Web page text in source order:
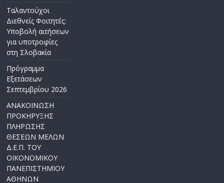
Ταλαντούχοι
Διεθνείς Φοιτητές:
Υποβολή αιτήσεων
για υποτροφίες
στη Σλοβακία
Πρόγραμμα
Εξετάσεων
Σεπτεμβρίου 2026
ΑΝΑΚΟΙΝΩΣΗ
ΠΡΟΚΗΡΥΞΗΣ
ΠΛΗΡΩΣΗΣ
ΘΕΣΕΩΝ ΜΕΛΩΝ
Δ.Ε.Π. ΤΟΥ
ΟΙΚΟΝΟΜΙΚΟΥ
ΠΑΝΕΠΙΣΤΗΜΙΟΥ
ΑΘΗΝΩΝ